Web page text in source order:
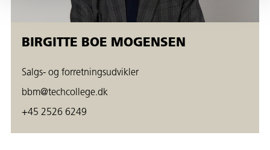
BIRGITTE BOE MOGENSEN
Salgs- og forretningsudvikler
bbm@techcollege.dk
+45 2526 6249